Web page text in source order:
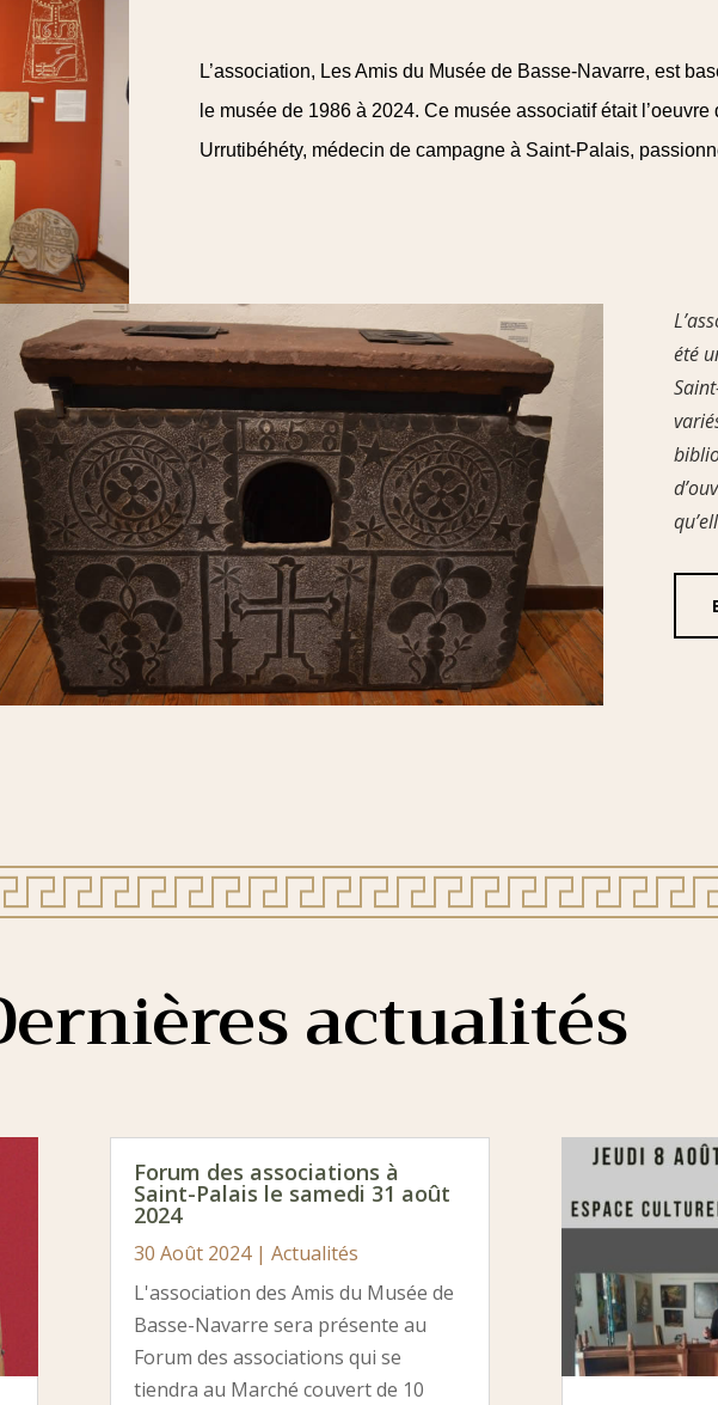
L’association, Les Amis du Musée de Basse-Navarre, est
le musée de 1986 à 2024. Ce musée associatif était
Urrutibéhéty, médecin de campagne à Saint-Palais,
été
actualités
Forum des associations à
Saint-Palais le samedi 31 août
2024
30 Août 2024| Actualités
L'association des Amis du Musée de
Basse-Navarre sera présente au
Forum des associations qui se
tiendra au Marché couvert de 10